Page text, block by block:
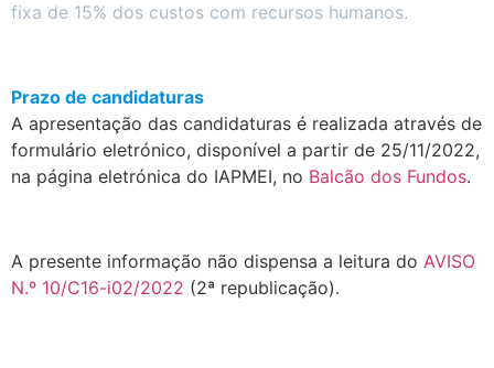
fixa de 15% dos custos com recursos humanos.
Prazo de candidaturas
A apresentação das candidaturas é realizada através de
formulário eletrónico, disponível a partir de 25/11/2022,
na página eletrónica do IAPMEI, no Balcão dos Fundos.
A presente informação não dispensa a leitura do AVISO
N.º 10/C16-i02/2022 (2ª republicação).